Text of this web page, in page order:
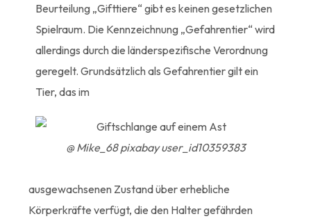
Beurteilung „Gifttiere“ gibt es keinen gesetzlichen
Spielraum. Die Kennzeichnung „Gefahrentier“ wird
allerdings durch die länderspezifische Verordnung
geregelt. Grundsätzlich als Gefahrentier gilt ein
Tier, das im
@ Mike_68 pixabay user_id10359383
ausgewachsenen Zustand über erhebliche
Körperkräfte verfügt, die den Halter gefährden